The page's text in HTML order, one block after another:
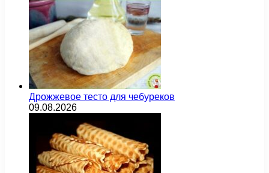
Дрожжевое тесто для чебуреков
09.08.2026